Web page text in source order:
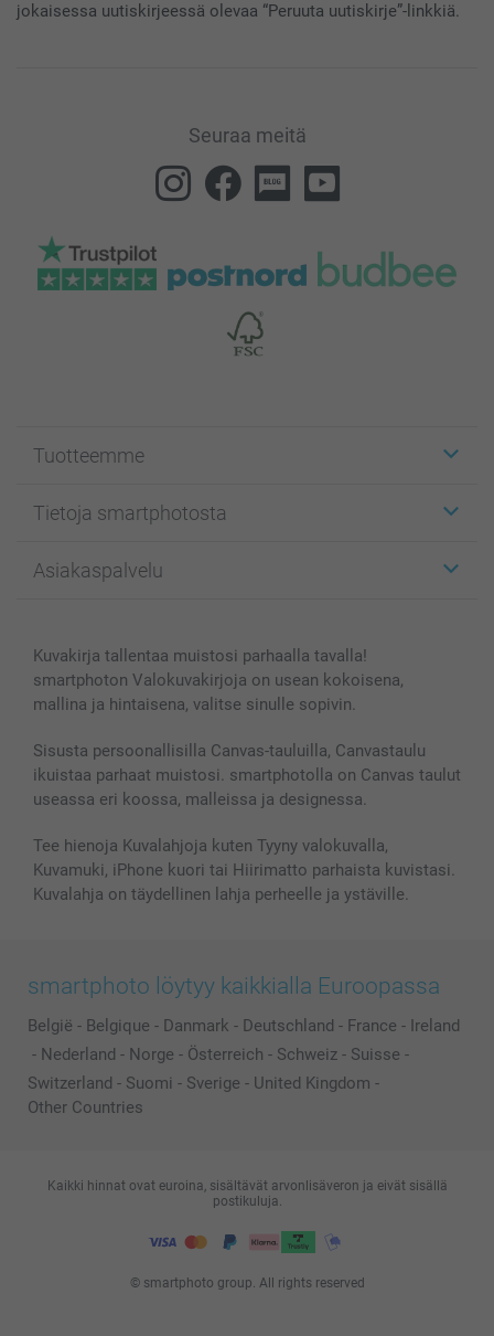
jokaisessa uutiskirjeessä olevaa “Peruuta uutiskirje”-linkkiä.
Seuraa meitä
Tuotteemme
Kuvakortit
Kuvakirjat
Kännykkä & Tabletti
MyNameBook
Valokuvakehykset & Lisätarvikkeet
Lahjakortti
Kaikki kuvatuotteet
Tietoja smartphotosta
Affiliate ohjelma
Sivukartta
Ehdot/takuut
Asiakaspalvelu
smartbonus
Hinnat & maksutavat
Kuvakirja tallentaa muistosi parhaalla tavalla!
smartphoton Valokuvakirjoja on usean kokoisena,
mallina ja hintaisena, valitse sinulle sopivin.
Sisusta persoonallisilla Canvas-tauluilla, Canvastaulu
ikuistaa parhaat muistosi. smartphotolla on Canvas taulut
useassa eri koossa, malleissa ja designessa.
Tee hienoja Kuvalahjoja kuten Tyyny valokuvalla,
Kuvamuki, iPhone kuori tai Hiirimatto parhaista kuvistasi.
Kuvalahja on täydellinen lahja perheelle ja ystäville.
smartphoto löytyy kaikkialla Euroopassa
België - Belgique - Danmark - Deutschland - France - Ireland
- Nederland - Norge - Österreich - Schweiz - Suisse -
Switzerland - Suomi - Sverige - United Kingdom -
Other Countries
© smartphoto group. All rights reserved
Kaikki hinnat ovat euroina, sisältävät arvonlisäveron ja eivät sisällä
postikuluja.